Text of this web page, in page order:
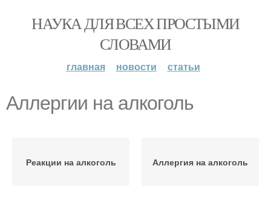
НАУКА ДЛЯ ВСЕХ ПРОСТЫМИ
СЛОВАМИ
главная новости статьи
Аллергии на алкоголь
Реакции на алкоголь Аллергия на алкоголь